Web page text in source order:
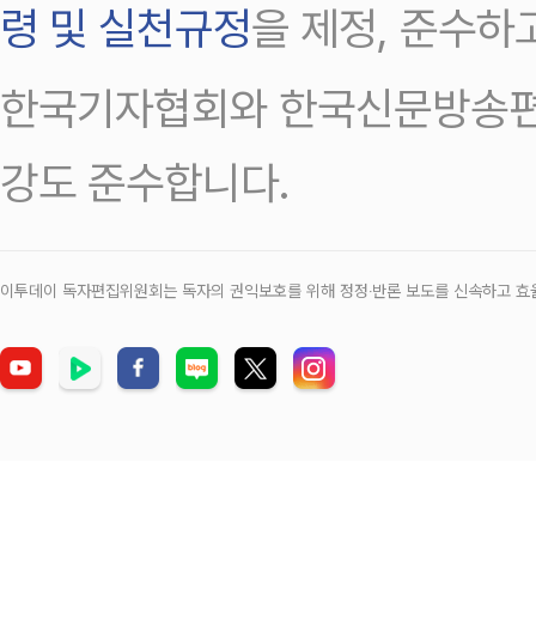
령 및 실천규정을 제정, 준수하
한국기자협회와 한국신문방송
강도 준수합니다.
이투데이 독자편집위원회는 독자의 권익보호를 위해 정정‧반론 보도를 신속하고